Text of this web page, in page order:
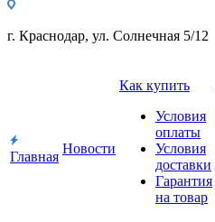
г. Краснодар, ул. Солнечная 5/12
Главная
Новости
Как купить
Условия
оплаты
Условия
доставки
Гарантия
на товар